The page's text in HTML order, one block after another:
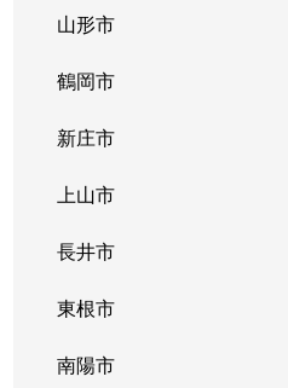
山形市
鶴岡市
新庄市
上山市
長井市
東根市
南陽市